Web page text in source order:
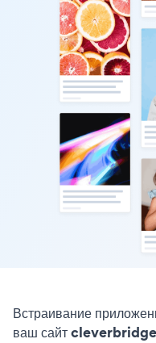
Встраивание
ваш сайт